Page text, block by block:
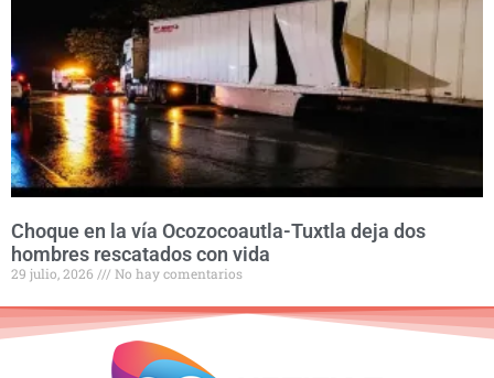
Choque en la vía Ocozocoautla-Tuxtla deja dos
hombres rescatados con vida
29 julio, 2026 No hay comentarios